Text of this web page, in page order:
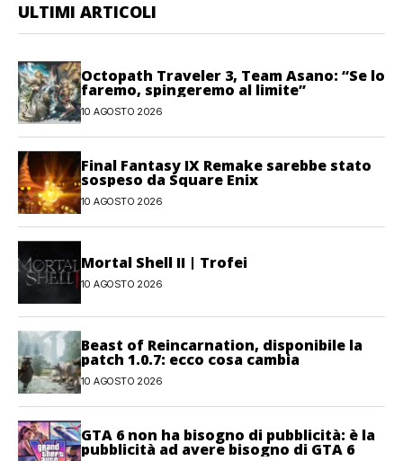
ULTIMI ARTICOLI
Octopath Traveler 3, Team Asano: “Se lo
faremo, spingeremo al limite”
10 AGOSTO 2026
Final Fantasy IX Remake sarebbe stato
sospeso da Square Enix
10 AGOSTO 2026
Mortal Shell II | Trofei
10 AGOSTO 2026
Beast of Reincarnation, disponibile la
patch 1.0.7: ecco cosa cambia
10 AGOSTO 2026
GTA 6 non ha bisogno di pubblicità: è la
pubblicità ad avere bisogno di GTA 6